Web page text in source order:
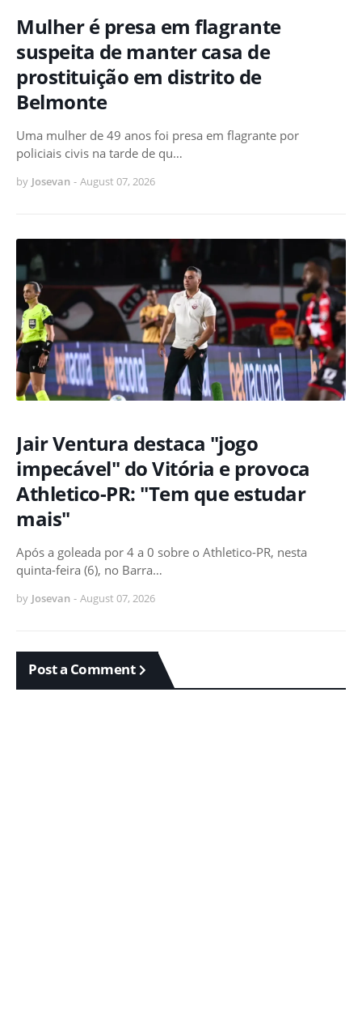
Mulher é presa em flagrante
suspeita de manter casa de
prostituição em distrito de
Belmonte
Uma mulher de 49 anos foi presa em flagrante por
policiais civis na tarde de qu…
by Josevan - August 07, 2026
Jair Ventura destaca "jogo
impecável" do Vitória e provoca
Athletico-PR: "Tem que estudar
mais"
Após a goleada por 4 a 0 sobre o Athletico-PR, nesta
quinta-feira (6), no Barra…
by Josevan - August 07, 2026
Post a Comment